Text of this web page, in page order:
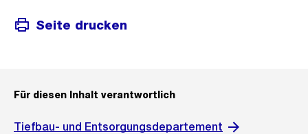
Seite drucken
Für diesen Inhalt verantwortlich
Tiefbau- und Entsorgungsdepartement